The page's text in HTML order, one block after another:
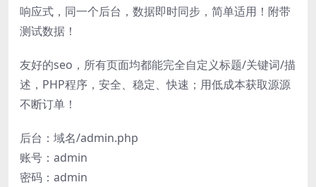
响应式，同一个后台，数据即时同步，简单适用！附带
测试数据！
友好的seo，所有页面均都能完全自定义标题/关键词/描
述，PHP程序，安全、稳定、快速；用低成本获取源源
不断订单！
后台：域名/admin.php
账号：admin
密码：admin